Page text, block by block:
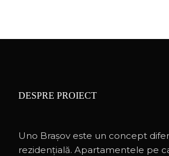
DESPRE PROIECT
Uno Brașov este un concept
rezidențială. Apartamentele pe